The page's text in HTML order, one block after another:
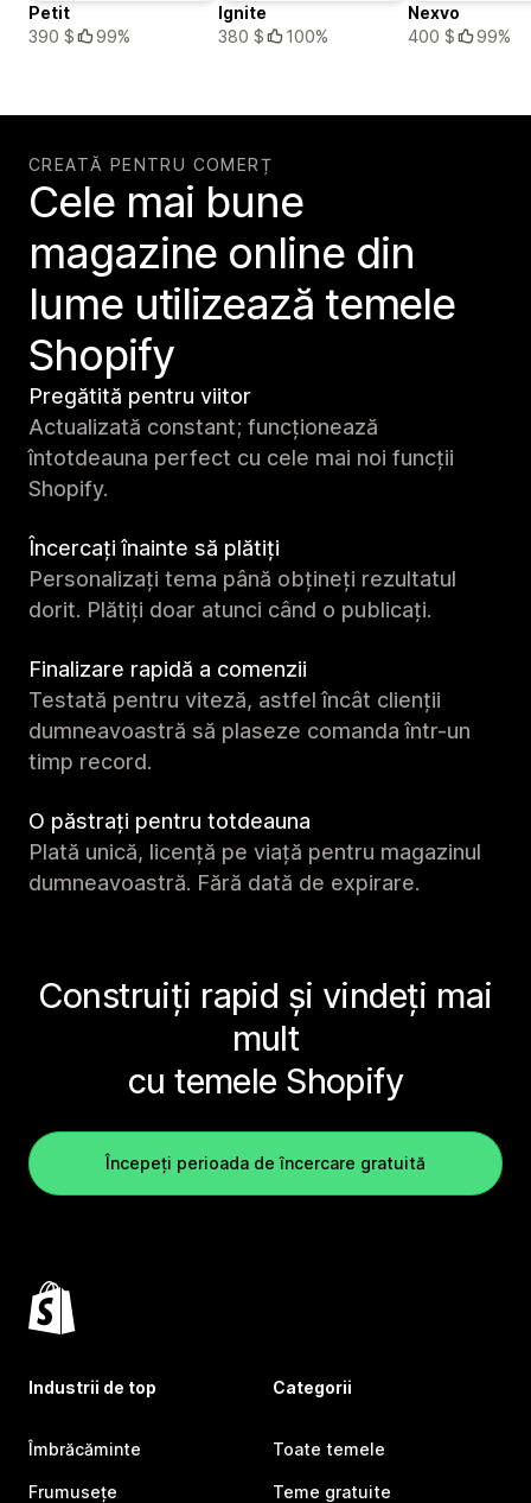
Petit
390 $
99%
Ignite
380 $
100%
Nexvo
400 $
99%
CREATĂ PENTRU COMERȚ
Cele mai bune
magazine online din
lume utilizează temele
Shopify
Pregătită pentru viitor
Actualizată constant; funcționează
întotdeauna perfect cu cele mai noi funcții
Shopify.
Încercați înainte să plătiți
Personalizați tema până obțineți rezultatul
dorit. Plătiți doar atunci când o publicați.
Finalizare rapidă a comenzii
Testată pentru viteză, astfel încât clienții
dumneavoastră să plaseze comanda într-un
timp record.
O păstrați pentru totdeauna
Plată unică, licență pe viață pentru magazinul
dumneavoastră. Fără dată de expirare.
Construiți rapid și vindeți mai
mult
cu temele Shopify
Începeți perioada de încercare gratuită
Industrii de top
Îmbrăcăminte
Frumusețe
Categorii
Toate temele
Teme gratuite